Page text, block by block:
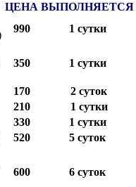
ЦЕНА ВЫПОЛНЯЕТСЯ
990
1 сутки
350 1 сутки
170
2 суток
210
1 сутки
330
1 сутки
520
5 суток
600 6 cуток